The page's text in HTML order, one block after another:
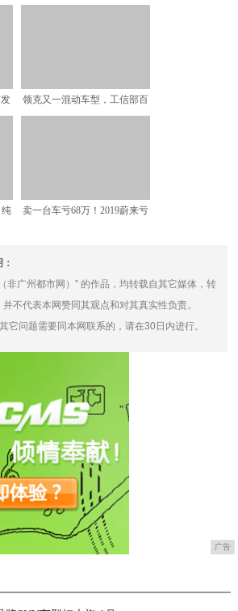
领克又一混动车型，工信部百
卖一台车亏68万！2019蔚来亏
非广州都市网）” 的作品，均转载自其它媒体，转
不代表本网赞同其观点和对其真实性负责。
它问题需要同本网联系的，请在30日内进行。
广告